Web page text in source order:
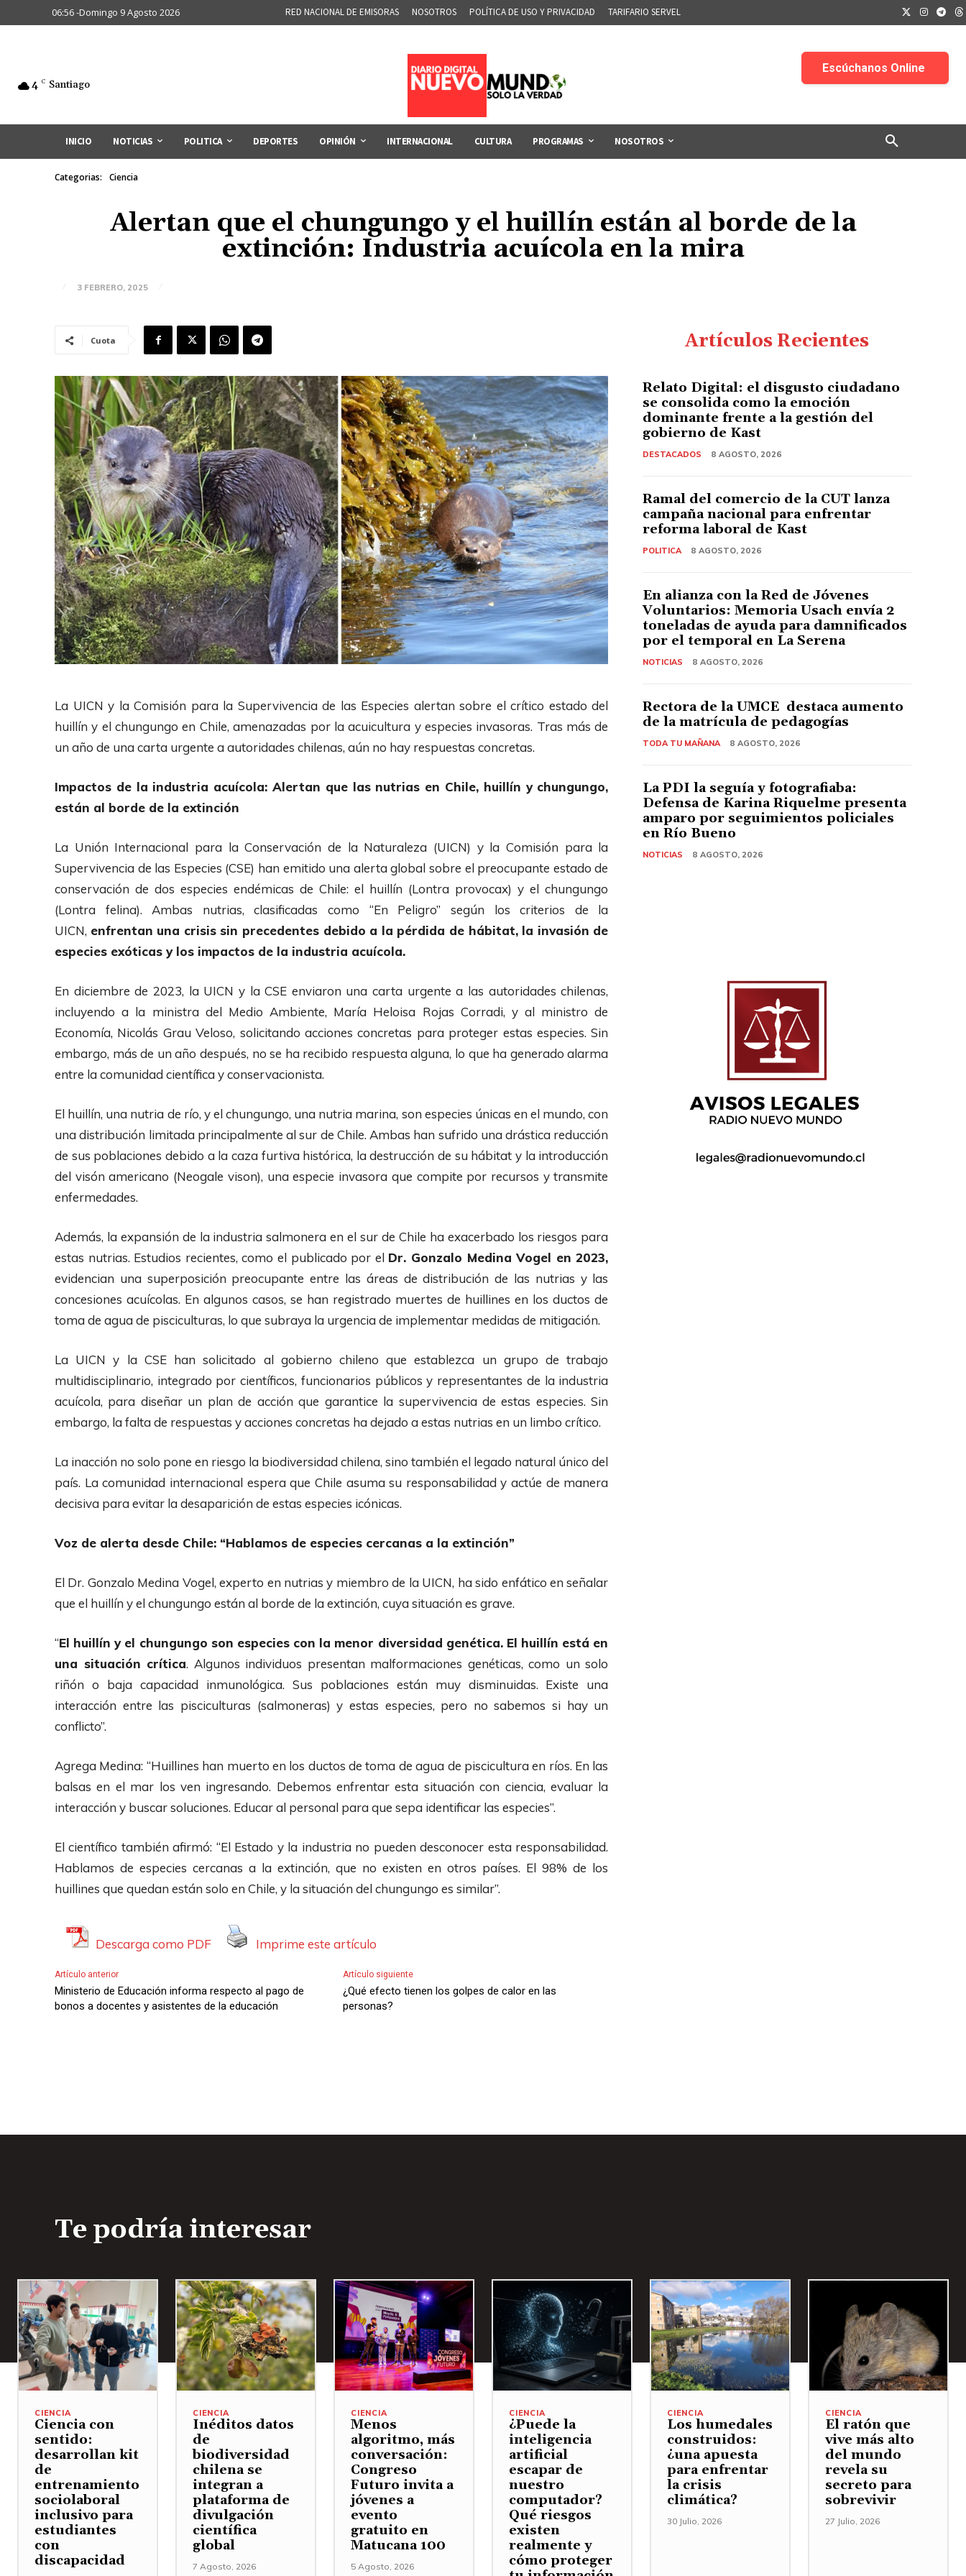
06:56 -Domingo 9 Agosto 2026 RED NACIONAL DE EMISORAS NOSOTROS POLÍTICA DE USO Y PRIVACIDAD TARIFARIO SERVEL
4 C Santiago
INICIO NOTICIAS POLITICA DEPORTES OPINIÓN INTERNACIONAL CULTURA PROGRAMAS NOSOTROS
Categorias: Ciencia
Alertan que el chungungo y el huillín están al borde de la
extinción: Industria acuícola en la mira
3 FEBRERO, 2025
Cuota
La UICN y la Comisión para la Supervivencia de las Especies alertan sobre el crítico estado del
huillín y el chungungo en Chile, amenazadas por la acuicultura y especies invasoras. Tras más de
un año de una carta urgente a autoridades chilenas, aún no hay respuestas concretas.
Impactos de la industria acuícola: Alertan que las nutrias en Chile, huillín y chungungo,
están al borde de la extinción
La Unión Internacional para la Conservación de la Naturaleza (UICN) y la Comisión para la
Supervivencia de las Especies (CSE) han emitido una alerta global sobre el preocupante estado de
conservación de dos especies endémicas de Chile: el huillín (Lontra provocax) y el chungungo
(Lontra felina). Ambas nutrias, clasificadas como “En Peligro” según los criterios de la
UICN, enfrentan una crisis sin precedentes debido a la pérdida de hábitat, la invasión de
especies exóticas y los impactos de la industria acuícola.
En diciembre de 2023, la UICN y la CSE enviaron una carta urgente a las autoridades chilenas,
incluyendo a la ministra del Medio Ambiente, María Heloisa Rojas Corradi, y al ministro de
Economía, Nicolás Grau Veloso, solicitando acciones concretas para proteger estas especies. Sin
embargo, más de un año después, no se ha recibido respuesta alguna, lo que ha generado alarma
entre la comunidad científica y conservacionista.
El huillín, una nutria de río, y el chungungo, una nutria marina, son especies únicas en el mundo, con
una distribución limitada principalmente al sur de Chile. Ambas han sufrido una drástica reducción
de sus poblaciones debido a la caza furtiva histórica, la destrucción de su hábitat y la introducción
del visón americano (Neogale vison), una especie invasora que compite por recursos y transmite
enfermedades.
Además, la expansión de la industria salmonera en el sur de Chile ha exacerbado los riesgos para
estas nutrias. Estudios recientes, como el publicado por el Dr. Gonzalo Medina Vogel en 2023,
evidencian una superposición preocupante entre las áreas de distribución de las nutrias y las
concesiones acuícolas. En algunos casos, se han registrado muertes de huillines en los ductos de
toma de agua de pisciculturas, lo que subraya la urgencia de implementar medidas de mitigación.
La UICN y la CSE han solicitado al gobierno chileno que establezca un grupo de trabajo
multidisciplinario, integrado por científicos, funcionarios públicos y representantes de la industria
acuícola, para diseñar un plan de acción que garantice la supervivencia de estas especies. Sin
embargo, la falta de respuestas y acciones concretas ha dejado a estas nutrias en un limbo crítico.
La inacción no solo pone en riesgo la biodiversidad chilena, sino también el legado natural único del
país. La comunidad internacional espera que Chile asuma su responsabilidad y actúe de manera
decisiva para evitar la desaparición de estas especies icónicas.
Voz de alerta desde Chile: “Hablamos de especies cercanas a la extinción”
El Dr. Gonzalo Medina Vogel, experto en nutrias y miembro de la UICN, ha sido enfático en señalar
que el huillín y el chungungo están al borde de la extinción, cuya situación es grave.
“El huillín y el chungungo son especies con la menor diversidad genética. El huillín está en
una situación crítica. Algunos individuos presentan malformaciones genéticas, como un solo
riñón o baja capacidad inmunológica. Sus poblaciones están muy disminuidas. Existe una
interacción entre las pisciculturas (salmoneras) y estas especies, pero no sabemos si hay un
conflicto”.
Agrega Medina: “Huillines han muerto en los ductos de toma de agua de piscicultura en ríos. En las
balsas en el mar los ven ingresando. Debemos enfrentar esta situación con ciencia, evaluar la
interacción y buscar soluciones. Educar al personal para que sepa identificar las especies”.
El científico también afirmó: “El Estado y la industria no pueden desconocer esta responsabilidad.
Hablamos de especies cercanas a la extinción, que no existen en otros países. El 98% de los
huillines que quedan están solo en Chile, y la situación del chungungo es similar”.
Descarga como PDF Imprime este artículo
Artículo anterior
Ministerio de Educación informa respecto al pago de
bonos a docentes y asistentes de la educación
Artículo siguiente
¿Qué efecto tienen los golpes de calor en las
personas?
Artículos Recientes
Relato Digital: el disgusto ciudadano
se consolida como la emoción
dominante frente a la gestión del
gobierno de Kast
DESTACADOS 8 AGOSTO, 2026
Ramal del comercio de la CUT lanza
campaña nacional para enfrentar
reforma laboral de Kast
POLITICA 8 AGOSTO, 2026
En alianza con la Red de Jóvenes
Voluntarios: Memoria Usach envía 2
toneladas de ayuda para damnificados
por el temporal en La Serena
NOTICIAS 8 AGOSTO, 2026
Rectora de la UMCE destaca aumento
de la matrícula de pedagogías
TODA TU MAÑANA 8 AGOSTO, 2026
La PDI la seguía y fotografiaba:
Defensa de Karina Riquelme presenta
amparo por seguimientos policiales
en Río Bueno
NOTICIAS 8 AGOSTO, 2026
Te podría interesar
CIENCIA
Ciencia con
sentido:
desarrollan kit
de
entrenamiento
sociolaboral
inclusivo para
estudiantes
con
discapacidad
CIENCIA
Inéditos datos
de
biodiversidad
chilena se
integran a
plataforma de
divulgación
científica
global
7 Agosto, 2026
CIENCIA
Menos
algoritmo, más
conversación:
Congreso
Futuro invita a
jóvenes a
evento
gratuito en
Matucana 100
5 Agosto, 2026
CIENCIA
¿Puede la
inteligencia
artificial
escapar de
nuestro
computador?
Qué riesgos
existen
realmente y
cómo proteger
CIENCIA
Los humedales
construidos:
¿una apuesta
para enfrentar
la crisis
climática?
30 Julio, 2026
CIENCIA
El ratón que
vive más alto
del mundo
revela su
secreto para
sobrevivir
27 Julio, 2026